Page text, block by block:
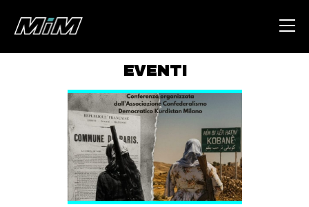
ABOUT
AREA
DEGENERAZIONE
GAZA FREESTYLE
EVENTI